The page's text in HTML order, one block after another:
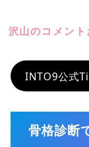
沢山のコメン
INTO9公式
骨格診断